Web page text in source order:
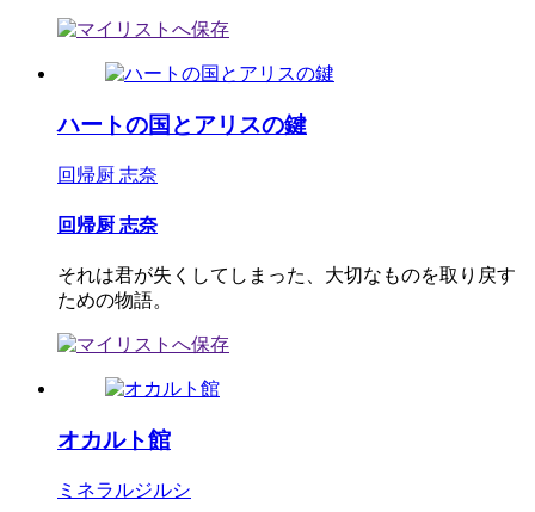
ハートの国とアリスの鍵
回帰厨 志奈
回帰厨 志奈
それは君が失くしてしまった、大切なものを取り戻す
ための物語。
オカルト館
ミネラルジルシ